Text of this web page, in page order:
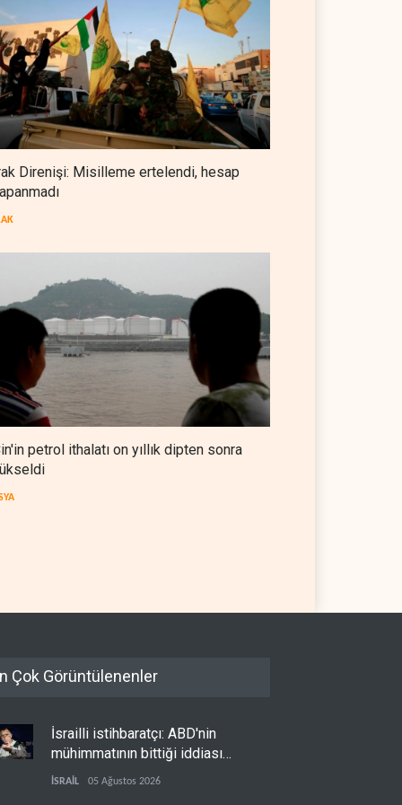
Foreign Affairs: ABD
Ortadoğu'dan elini çekmeli
BATI YARIM KÜRE 07 Ağustos 2026
Suudi Arabistan, Türkiye ve
Pakistan ortak savunma
anlaşması imzaladı
ARAP DÜNYASI 07 Ağustos 2026
Direnişi: Misilleme ertelendi, hesap
petrol ithalatı on yıllık dipten sonra
Çok Görüntülenenler
İsrailli istihbaratçı: ABD'nin
mühimmatının bittiği iddiası
bir iç kavga
İSRAİL 05 Ağustos 2026